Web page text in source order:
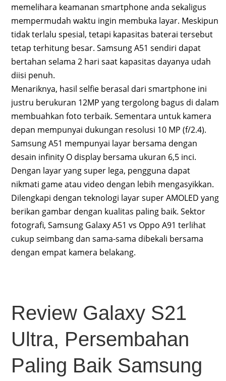
memelihara keamanan smartphone anda sekaligus
mempermudah waktu ingin membuka layar. Meskipun
tidak terlalu spesial, tetapi kapasitas baterai tersebut
tetap terhitung besar. Samsung A51 sendiri dapat
bertahan selama 2 hari saat kapasitas dayanya udah
diisi penuh.
Menariknya, hasil selfie berasal dari smartphone ini
justru berukuran 12MP yang tergolong bagus di dalam
membuahkan foto terbaik. Sementara untuk kamera
depan mempunyai dukungan resolusi 10 MP (f/2.4).
Samsung A51 mempunyai layar bersama dengan
desain infinity O display bersama ukuran 6,5 inci.
Dengan layar yang super lega, pengguna dapat
nikmati game atau video dengan lebih mengasyikkan.
Dilengkapi dengan teknologi layar super AMOLED yang
berikan gambar dengan kualitas paling baik. Sektor
fotografi, Samsung Galaxy A51 vs Oppo A91 terlihat
cukup seimbang dan sama-sama dibekali bersama
dengan empat kamera belakang.
Review Galaxy S21
Ultra, Persembahan
Paling Baik Samsung